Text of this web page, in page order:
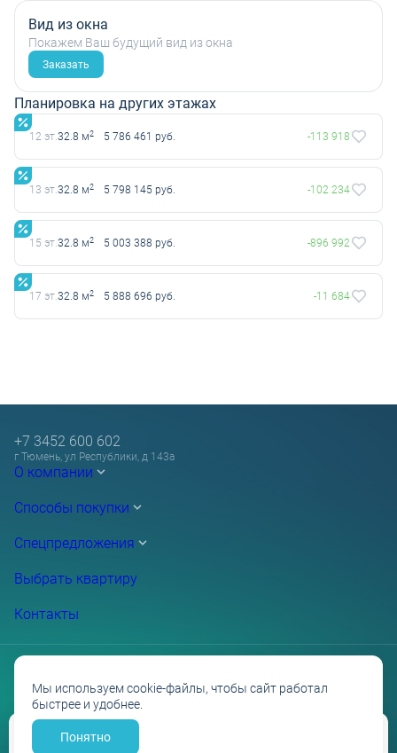
Вид из окна
Покажем Ваш будущий вид из окна
Заказать
Планировка на других этажах
12 эт.32.8 м2 5 786 461 руб. -113 918
13 эт.32.8 м2 5 798 145 руб. -102 234
15 эт.32.8 м2 5 003 388 руб. -896 992
17 эт.32.8 м2 5 888 696 руб. -11 684
О компании
Способы покупки
Спецпредложения
Выбрать квартиру
Контакты
+7 3452 600 602
г Тюмень, ул Республики, д 143а
Проектные декларации на сайте наш.дом.рф
Политика обработки персональных данных
Мы используем cookie-файлы, чтобы сайт работал
быстрее и удобнее.
Понятно